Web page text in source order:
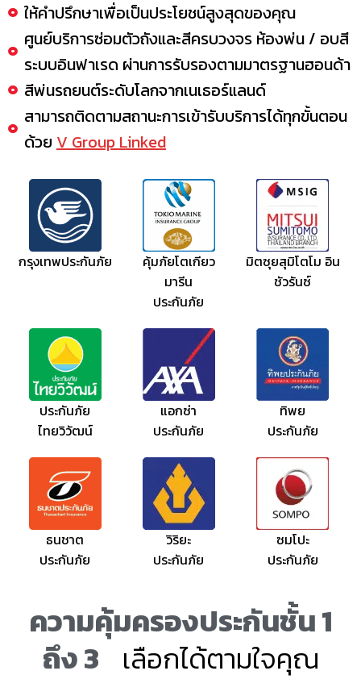
ให้คำปรึกษาเพื่อเป็นประโยชน์สูงสุดของคุณ
ศูนย์บริการซ่อมตัวถังและสีครบวงจร ห้องพ่น / อบสี
ระบบอินฟาเรด ผ่านการรับรองตามมาตรฐานฮอนด้า
สีพ่นรถยนต์ระดับโลกจากเนเธอร์แลนด์
สามารถติดตามสถานะการเข้ารับบริการได้ทุกขั้นตอน
ด้วย V Group Linked
กรุงเทพประกันภัย
คุ้มภัยโตเกียว
มารีน
ประกันภัย
มิตซุยสุมิโตโม อิน
ชัวรันซ์
ประกันภัย
ไทยวิวัฒน์
แอกซ่า
ประกันภัย
ทิพย
ประกันภัย
ธนชาต
ประกันภัย
วิริยะ
ประกันภัย
ซมโปะ
ประกันภัย
ความคุ้มครองประกันชั้น 1
ถึง 3
เลือกได้ตามใจคุณ